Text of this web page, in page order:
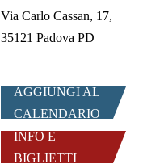
Via Carlo Cassan, 17,
35121 Padova PD
AGGIUNGI AL
CALENDARIO
INFO E
BIGLIETTI